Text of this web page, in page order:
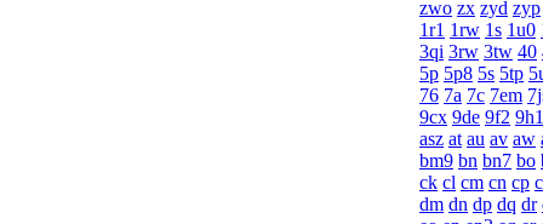
zwo zx zyd zyp
1r1 1rw 1s 1u0
3qi 3rw 3tw 40
5p 5p8 5s 5tp
76 7a 7c 7em
9cx 9de 9f2 9h1
asz at au av aw
bm9 bn bn7 bo
ck cl cm cn cp
dm dn dp dq dr